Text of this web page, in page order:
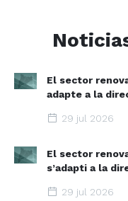
El sector
adapte a la
29 jul 2026
El sector
s’adapti a la
29 jul 2026